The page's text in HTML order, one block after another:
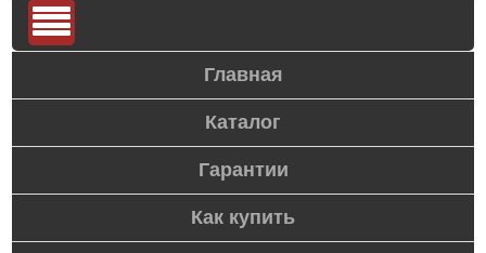
Главная
Каталог
Гарантии
Как купить